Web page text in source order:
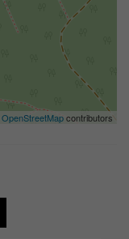
OpenStreetMapcontributors